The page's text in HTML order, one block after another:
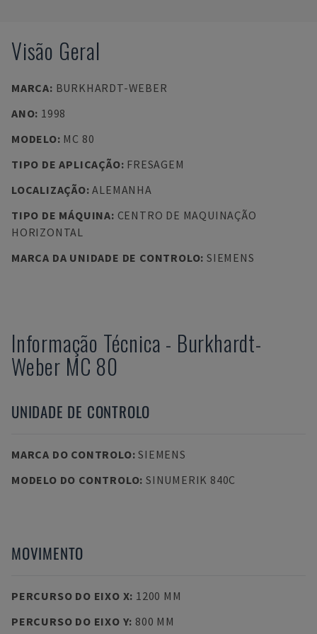
Visão Geral
MARCA: BURKHARDT-WEBER
ANO: 1998
MODELO: MC 80
TIPO DE APLICAÇÃO: FRESAGEM
LOCALIZAÇÃO:ALEMANHA
TIPO DE MÁQUINA: CENTRO DE MAQUINAÇÃO
HORIZONTAL
MARCA DA UNIDADE DE CONTROLO: SIEMENS
Informação Técnica - Burkhardt-
Weber MC 80
UNIDADE DE CONTROLO
MARCA DO CONTROLO:SIEMENS
MODELO DO CONTROLO: SINUMERIK 840C
MOVIMENTO
PERCURSO DO EIXO X: 1200 MM
PERCURSO DO EIXO Y: 800 MM